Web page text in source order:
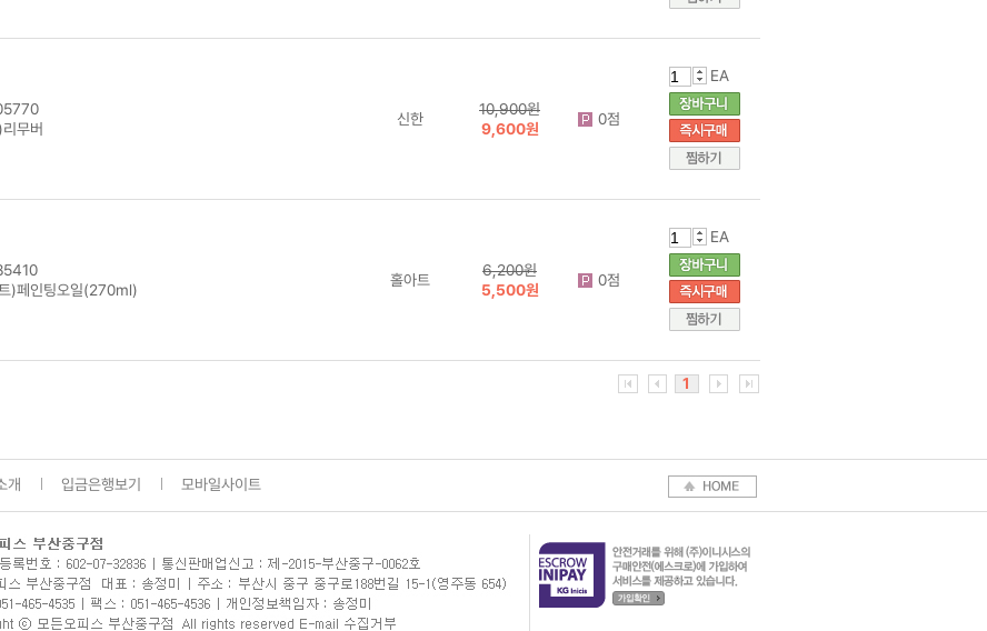
무버
신한
10,900원
9,600원
0점
EA
)페인팅오일(270ml)
홀아트
6,200원
5,500원
0점
EA
1
개 입금은행보기 모바일사이트